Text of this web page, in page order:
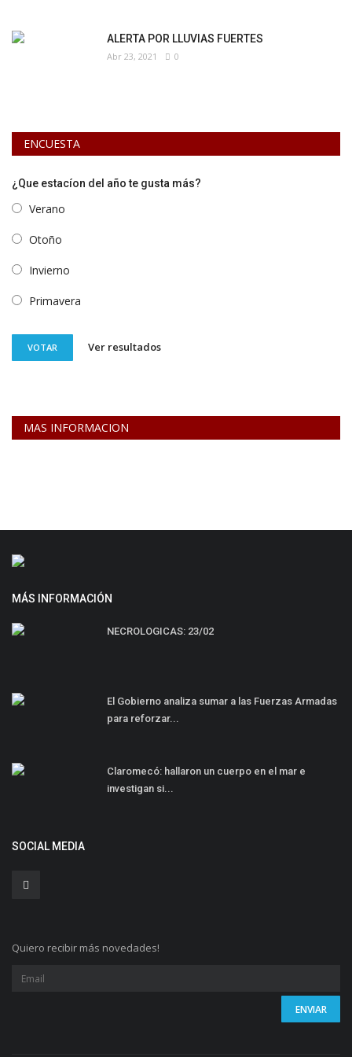
ALERTA POR LLUVIAS FUERTES
Abr 23, 2021 0
ENCUESTA
¿Que estacíon del año te gusta más?
Verano
Otoño
Invierno
Primavera
VOTAR Ver resultados
MAS INFORMACION
MÁS INFORMACIÓN
NECROLOGICAS: 23/02
El Gobierno analiza sumar a las Fuerzas Armadas
para reforzar...
Claromecó: hallaron un cuerpo en el mar e
investigan si...
SOCIAL MEDIA
Quiero recibir más novedades!